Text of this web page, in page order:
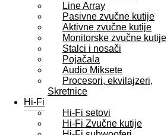
Line Array
Pasivne zvučne kutije
Aktivne zvučne kutije
Monitorske zvučne kutije
Stalci i nosači
Pojačala
Audio Miksete
Procesori, ekvilajzeri,
Skretnice
Hi-Fi
Hi-Fi setovi
Hi-Fi Zvučne kutije